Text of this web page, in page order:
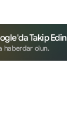
Takip Edin
haberdar olun.